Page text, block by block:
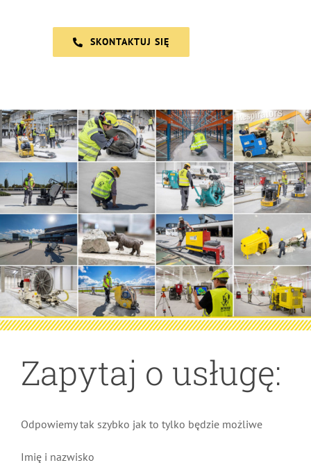
SKONTAKTUJ SIĘ
Zapytaj o usługę:
Odpowiemy tak szybko jak to tylko będzie możliwe
Imię i nazwisko